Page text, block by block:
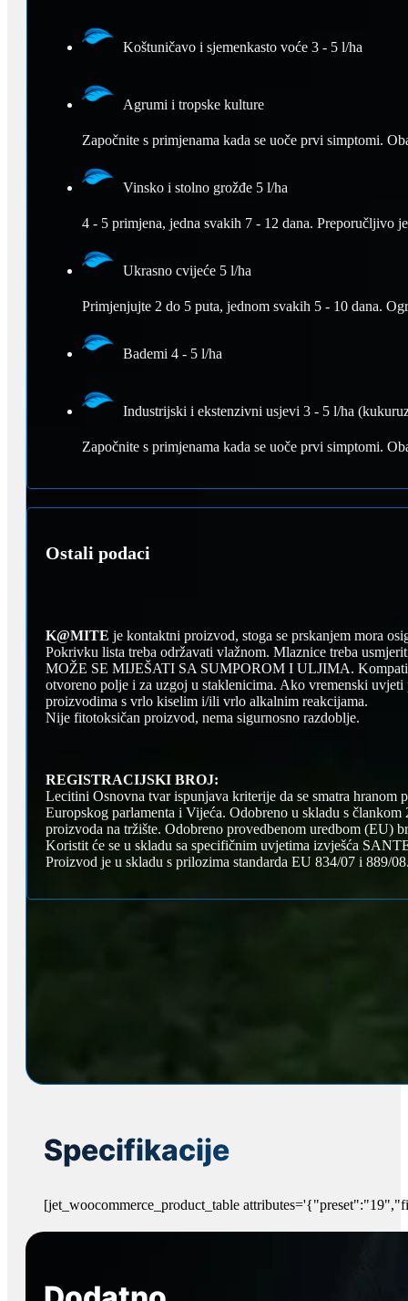
Koštuničavo i sjemenkasto voće 3 - 5 l/ha
Agrumi i tropske kulture
Započnite s primjenama kada se uoče prvi simptomi.
Vinsko i stolno grožđe 5 l/ha
4 - 5 primjena, jedna svakih 7 - 12 dana. Preporučljivo
Ukrasno cvijeće 5 l/ha
Primjenjujte 2 do 5 puta, jednom svakih 5 - 10 dana.
Bademi 4 - 5 l/ha
Industrijski i ekstenzivni usjevi 3 - 5 l/ha
Započnite s primjenama kada se uoče prvi simptomi.
Ostali podaci
K@MITE je kontaktni proizvod, stoga se prskanjem mora
Pokrivku lista treba održavati vlažnom. Mlaznice treba
MOŽE SE MIJEŠATI SA SUMPOROM I ULJIMA.
otvoreno polje i za uzgoj u staklenicima. Ako vremenski
proizvodima s vrlo kiselim i/ili vrlo alkalnim reakcijama.
Nije fitotoksičan proizvod, nema sigurnosno razdoblje.
REGISTRACIJSKI BROJ:
Lecitini Osnovna tvar ispunjava kriterije da se smatra
Europskog parlamenta i Vijeća. Odobreno u skladu s
proizvoda na tržište. Odobreno provedbenom uredbom (EU)
Koristit će se u skladu sa specifičnim uvjetima izvješća
Proizvod je u skladu s prilozima standarda EU 834/07 i 889/
Specifikacije
[jet_woocommerce_product_table